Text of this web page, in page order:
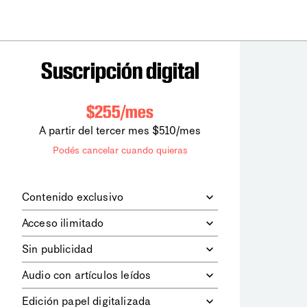
Suscripción digital
$255/mes
A partir del tercer mes $510/mes
Podés cancelar cuando quieras
Contenido exclusivo
digitales dela diaria
los contenidos de Le Monde
diplomatique.
Acceso ilimitado
contenidos.
Sin publicidad
publicitarios.
Audio con artículos leídos
Edición papel digitalizada